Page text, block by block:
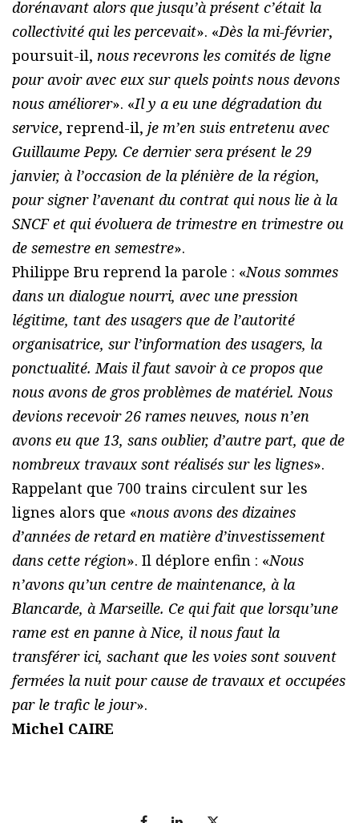
dorénavant alors que jusqu’à présent c’était la
collectivité qui les percevait». «Dès la mi-février,
poursuit-il, nous recevrons les comités de ligne
pour avoir avec eux sur quels points nous devons
nous améliorer». «Il y a eu une dégradation du
service, reprend-il, je m’en suis entretenu avec
Guillaume Pepy. Ce dernier sera présent le 29
janvier, à l’occasion de la plénière de la région,
pour signer l’avenant du contrat qui nous lie à la
SNCF et qui évoluera de trimestre en trimestre ou
de semestre en semestre».
Philippe Bru reprend la parole : «Nous sommes
dans un dialogue nourri, avec une pression
légitime, tant des usagers que de l’autorité
organisatrice, sur l’information des usagers, la
ponctualité. Mais il faut savoir à ce propos que
nous avons de gros problèmes de matériel. Nous
devions recevoir 26 rames neuves, nous n’en
avons eu que 13, sans oublier, d’autre part, que de
nombreux travaux sont réalisés sur les lignes».
Rappelant que 700 trains circulent sur les
lignes alors que «nous avons des dizaines
d’années de retard en matière d’investissement
dans cette région». Il déplore enfin : «Nous
n’avons qu’un centre de maintenance, à la
Blancarde, à Marseille. Ce qui fait que lorsqu’une
rame est en panne à Nice, il nous faut la
transférer ici, sachant que les voies sont souvent
fermées la nuit pour cause de travaux et occupées
par le trafic le jour».
Michel CAIRE